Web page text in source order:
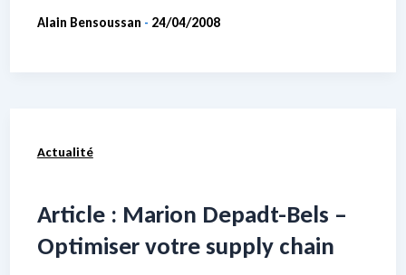
Alain Bensoussan - 24/04/2008
Actualité
Article : Marion Depadt-Bels –
Optimiser votre supply chain